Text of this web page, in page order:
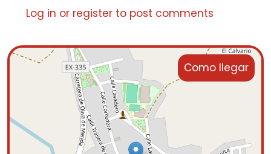
Log in or register to post comments
Como llegar